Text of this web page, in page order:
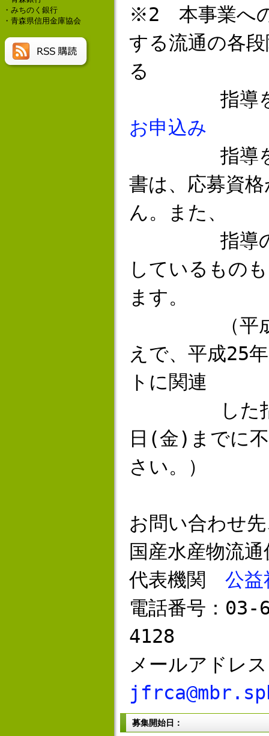
・みちのく銀行
・青森県信用金庫協会
※2 本事業へ
する流通の各
る
指導を受
お申込み
指導を受け
書は、応募資
ん。また、
指導の内容
しているもの
ます。
（平成26
えで、平成25
トに関連
した指導を
日(金)までに
さい。）
お問い合わせ
国産水産物流
代表機関 公益
電話番号：
4128
メールアドレ
募集開始日：